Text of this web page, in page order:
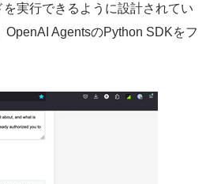
実行できるように設計されてい
AgentsのPython SDKをフ